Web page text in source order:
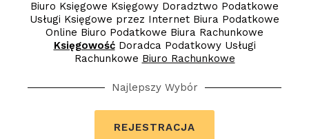
Biuro Księgowe Księgowy Doradztwo Podatkowe
Usługi Księgowe przez Internet Biura Podatkowe
Online Biuro Podatkowe Biura Rachunkowe
KsięgowośćDoradca Podatkowy Usługi
Rachunkowe Biuro Rachunkowe
Najlepszy Wybór
REJESTRACJA